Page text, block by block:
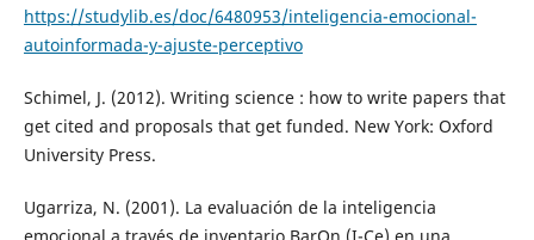
https://studylib.es/doc/6480953/inteligencia-emocional-
autoinformada-y-ajuste-perceptivo
Schimel, J. (2012). Writing science : how to write papers that
get cited and proposals that get funded. New York: Oxford
University Press.
Ugarriza, N. (2001). La evaluación de la inteligencia